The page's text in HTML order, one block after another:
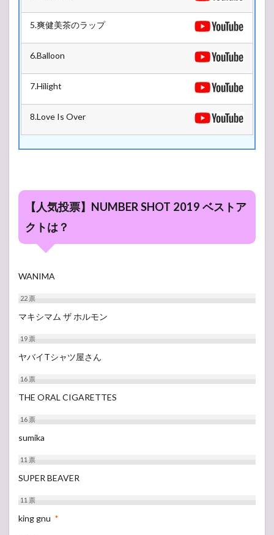
5.爽健美茶のラップ
6.Balloon
7.Hilight
8.Love Is Over
【人気投票】NUMBER SHOT 2019 ベストア
クトは？
WANIMA
22票
マキシマム ザ ホルモン
19票
ヤバイTシャツ屋さん
16票
THE ORAL CIGARETTES
16票
sumika
11票
SUPER BEAVER
11票
king gnu *